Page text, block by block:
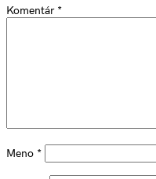
Komentár *
Meno *